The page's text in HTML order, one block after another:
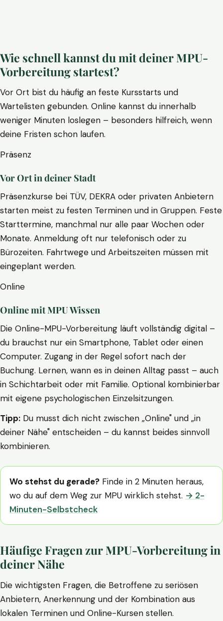
Wie schnell kannst du mit deiner MPU-
Vorbereitung startest?
Vor Ort bist du häufig an feste Kursstarts und
Wartelisten gebunden. Online kannst du innerhalb
weniger Minuten loslegen – besonders hilfreich, wenn
deine Fristen schon laufen.
Präsenz
Vor Ort in deiner Stadt
Präsenzkurse bei TÜV, DEKRA oder privaten Anbietern
starten meist zu festen Terminen und in Gruppen. Feste
Starttermine, manchmal nur alle paar Wochen oder
Monate. Anmeldung oft nur telefonisch oder zu
Bürozeiten. Fahrtwege und Arbeitszeiten müssen mit
eingeplant werden.
Online
Online mit MPU Wissen
Die Online-MPU-Vorbereitung läuft vollständig digital –
du brauchst nur ein Smartphone, Tablet oder einen
Computer. Zugang in der Regel sofort nach der
Buchung. Lernen, wann es in deinen Alltag passt – auch
in Schichtarbeit oder mit Familie. Optional kombinierbar
mit eigene psychologischen Einzelsitzungen.
Tipp: Du musst dich nicht zwischen „Online" und „in
deiner Nähe" entscheiden – du kannst beides sinnvoll
kombinieren.
Wo stehst du gerade? Finde in 2 Minuten heraus,
wo du auf dem Weg zur MPU wirklich stehst. → 2-
Minuten-Selbstcheck
Häufige Fragen zur MPU-Vorbereitung in
deiner Nähe
Die wichtigsten Fragen, die Betroffene zu seriösen
Anbietern, Anerkennung und der Kombination aus
lokalen Terminen und Online-Kursen stellen.